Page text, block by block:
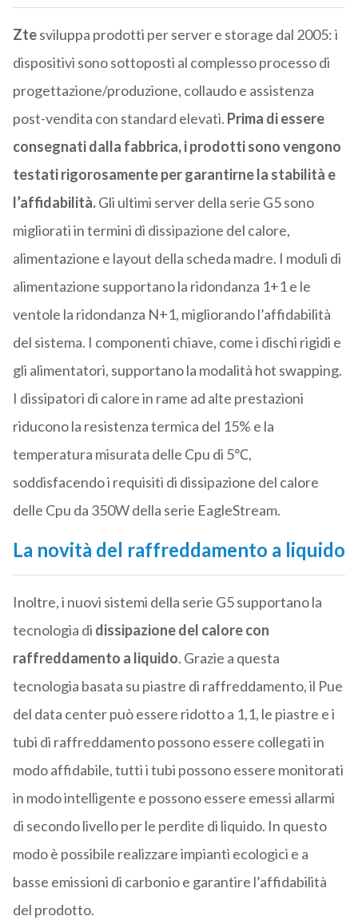
Ztesviluppa prodotti per server e storage dal 2005: i
dispositivi sono sottoposti al complesso processo di
progettazione/produzione, collaudo e assistenza
post-vendita con standard elevati. Prima di essere
consegnati dalla fabbrica, i prodotti sono vengono
testati rigorosamente per garantirne la stabilità e
l’affidabilità.Gli ultimi server della serie G5 sono
migliorati in termini di dissipazione del calore,
alimentazione e layout della scheda madre. I moduli di
alimentazione supportano la ridondanza 1+1 e le
ventole la ridondanza N+1, migliorando l’affidabilità
del sistema. I componenti chiave, come i dischi rigidi e
gli alimentatori, supportano la modalità hot swapping.
I dissipatori di calore in rame ad alte prestazioni
riducono la resistenza termica del 15% e la
temperatura misurata delle Cpu di 5℃,
soddisfacendo i requisiti di dissipazione del calore
delle Cpu da 350W della serie EagleStream.
La novità del raffreddamento a liquido
Inoltre, i nuovi sistemi della serie G5 supportano la
tecnologia di dissipazione del calore con
raffreddamento a liquido. Grazie a questa
tecnologia basata su piastre di raffreddamento, il Pue
del data center può essere ridotto a 1,1, le piastre e i
tubi di raffreddamento possono essere collegati in
modo affidabile, tutti i tubi possono essere monitorati
in modo intelligente e possono essere emessi allarmi
di secondo livello per le perdite di liquido. In questo
modo è possibile realizzare impianti ecologici e a
basse emissioni di carbonio e garantire l’affidabilità
del prodotto.